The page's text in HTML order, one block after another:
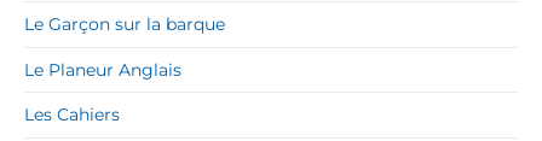
Le Garçon sur la barque
Le Planeur Anglais
Les Cahiers